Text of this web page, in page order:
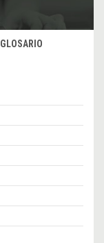
GLOSARIO